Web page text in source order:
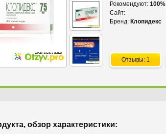
Рекомендуют: 100%
Сайт:
Бренд: Клопидекс
Отзывы: 1
обзор характеристики: